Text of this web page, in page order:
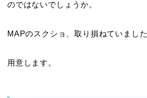
のではないでしょうか。
MAPのスクショ、取り損ねていまし
用意します。